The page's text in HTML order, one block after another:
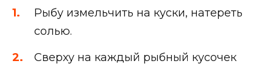
Рыбу измельчить на куски, натереть
солью.
Сверху на каждый рыбный кусочек